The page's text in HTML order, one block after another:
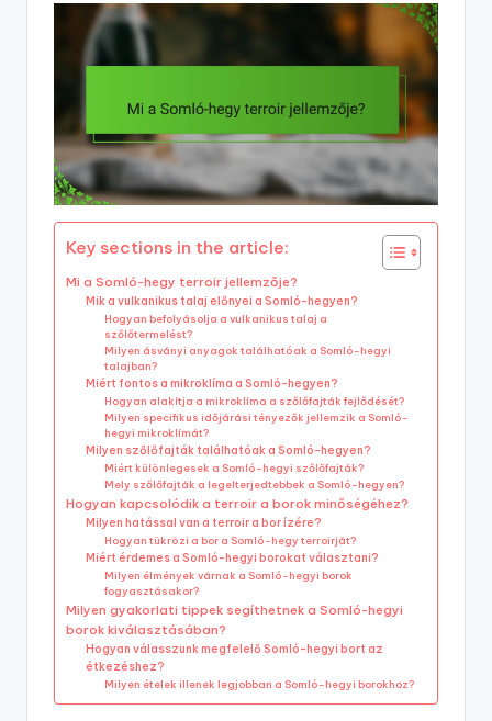
Key sections in the article:
Mi a Somló-hegy terroir jellemzője?
Mik a vulkanikus talaj előnyei a Somló-hegyen?
Hogyan befolyásolja a vulkanikus talaj a
szőlőtermelést?
Milyen ásványi anyagok találhatóak a Somló-hegyi
talajban?
Miért fontos a mikroklíma a Somló-hegyen?
Hogyan alakítja a mikroklíma a szőlőfajták fejlődését?
Milyen specifikus időjárási tényezők jellemzik a Somló-
hegyi mikroklímát?
Milyen szőlőfajták találhatóak a Somló-hegyen?
Miért különlegesek a Somló-hegyi szőlőfajták?
Mely szőlőfajták a legelterjedtebbek a Somló-hegyen?
Hogyan kapcsolódik a terroir a borok minőségéhez?
Milyen hatással van a terroir a bor ízére?
Hogyan tükrözi a bor a Somló-hegy terroirját?
Miért érdemes a Somló-hegyi borokat választani?
Milyen élmények várnak a Somló-hegyi borok
fogyasztásakor?
Milyen gyakorlati tippek segíthetnek a Somló-hegyi
borok kiválasztásában?
Hogyan válasszunk megfelelő Somló-hegyi bort az
étkezéshez?
Milyen ételek illenek legjobban a Somló-hegyi borokhoz?